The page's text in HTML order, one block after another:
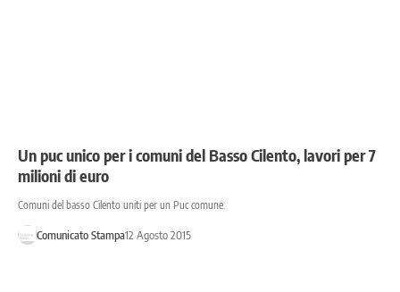
Un puc unico per i comuni del Basso Cilento, lavori per 7
milioni di euro
Comuni del basso Cilento uniti per un Puc comune.
Comunicato Stampa12 Agosto 2015